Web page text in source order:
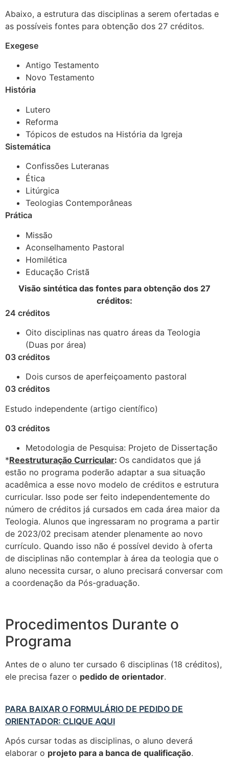
Abaixo, a estrutura das disciplinas a serem ofertadas e
as possíveis fontes para obtenção dos 27 créditos.
Exegese
Antigo Testamento
Novo Testamento
História
Lutero
Reforma
Tópicos de estudos na História da Igreja
Sistemática
Confissões Luteranas
Ética
Litúrgica
Teologias Contemporâneas
Prática
Missão
Aconselhamento Pastoral
Homilética
Educação Cristã
Visão sintética das fontes para obtenção dos 27
créditos:
24 créditos
Oito disciplinas nas quatro áreas da Teologia
(Duas por área)
03 créditos
Dois cursos de aperfeiçoamento pastoral
03 créditos
Estudo independente (artigo científico)
03 créditos
Metodologia de Pesquisa: Projeto de Dissertação
*Reestruturação Curricular: Os candidatos que já
estão no programa poderão adaptar a sua situação
acadêmica a esse novo modelo de créditos e estrutura
curricular. Isso pode ser feito independentemente do
número de créditos já cursados em cada área maior da
Teologia. Alunos que ingressaram no programa a partir
de 2023/02 precisam atender plenamente ao novo
currículo. Quando isso não é possível devido à oferta
de disciplinas não contemplar à área da teologia que o
aluno necessita cursar, o aluno precisará conversar com
a coordenação da Pós-graduação.
Procedimentos Durante o
Programa
Antes de o aluno ter cursado 6 disciplinas (18 créditos),
ele precisa fazer o pedido de orientador.
PARA BAIXAR O FORMULÁRIO DE PEDIDO DE
ORIENTADOR: CLIQUE AQUI
Após cursar todas as disciplinas, o aluno deverá
elaborar o projeto para a banca de qualificação.